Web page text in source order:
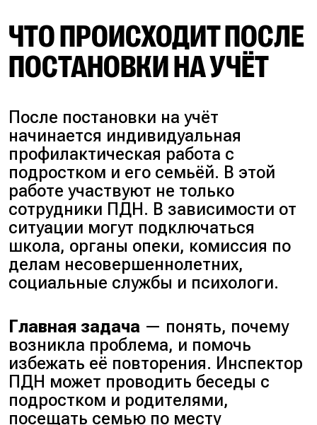
ЧТО ПРОИСХОДИТ ПОСЛЕ
ПОСТАНОВКИ НА УЧЁТ
После постановки на учёт
начинается индивидуальная
профилактическая работа с
подростком и его семьёй. В этой
работе участвуют не только
сотрудники ПДН. В зависимости от
ситуации могут подключаться
школа, органы опеки, комиссия по
делам несовершеннолетних,
социальные службы и психологи.
Главная задача — понять, почему
возникла проблема, и помочь
избежать её повторения. Инспектор
ПДН может проводить беседы с
подростком и родителями,
посещать семью по месту